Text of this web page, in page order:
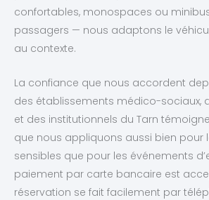
confortables, monospaces ou
passagers — nous adaptons le
au contexte.
La confiance que nous accordent
des établissements médico-sociaux,
et des institutionnels du Tarn
que nous appliquons aussi bien pour
sensibles que pour les événements
paiement par carte bancaire est
réservation se fait facilement par